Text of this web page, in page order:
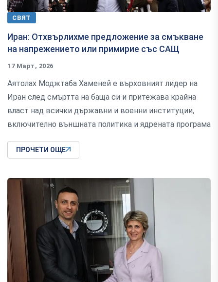
СВЯТ
Иран: Отхвърлихме предложение за смъкване
на напрежението или примирие със САЩ
17 Март, 2026
Аятолах Моджтаба Хаменей е върховният лидер на
Иран след смъртта на баща си и притежава крайна
власт над всички държавни и военни институции,
включително външната политика и ядрената програма
ПРОЧЕТИ ОЩЕ